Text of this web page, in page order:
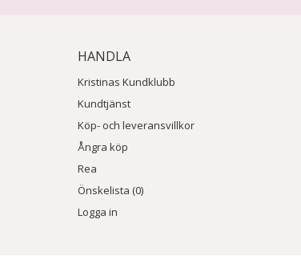
HANDLA
Kristinas Kundklubb
Kundtjänst
Köp- och leveransvillkor
Ångra köp
Rea
Önskelista (0)
Logga in